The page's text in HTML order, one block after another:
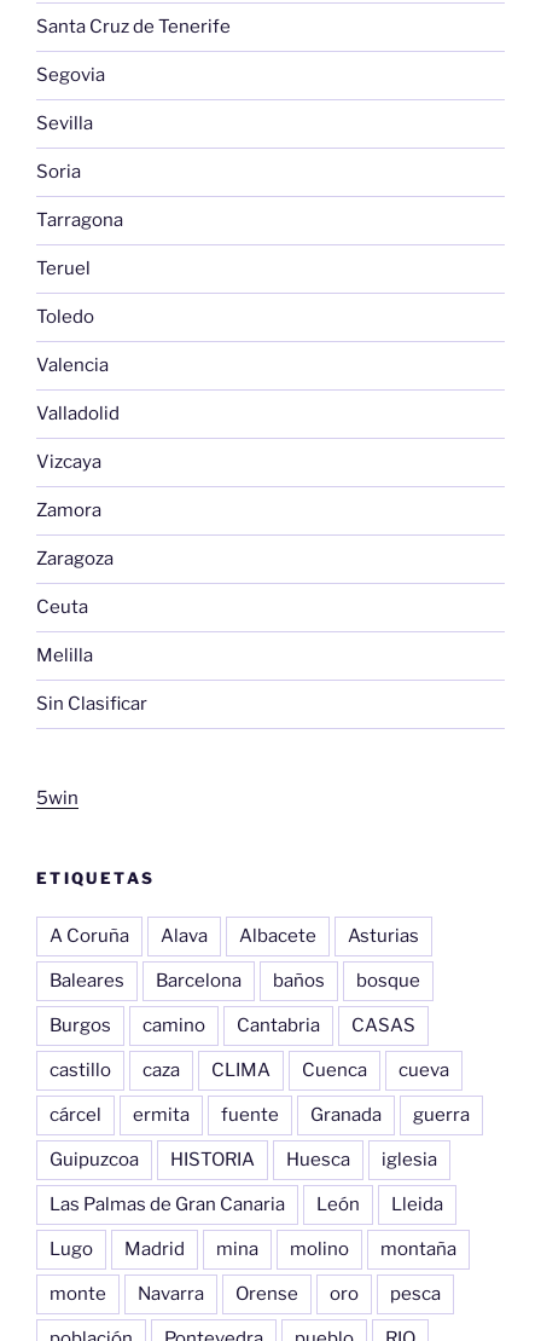
Santa Cruz de Tenerife
Segovia
Sevilla
Soria
Tarragona
Teruel
Toledo
Valencia
Valladolid
Vizcaya
Zamora
Zaragoza
Ceuta
Melilla
Sin Clasificar
5win
ETIQUETAS
A Coruña Alava Albacete Asturias
Baleares Barcelona baños bosque
Burgos camino Cantabria CASAS
castillo caza CLIMA Cuenca cueva
cárcel ermita fuente Granada guerra
Guipuzcoa HISTORIA Huesca iglesia
Las Palmas de Gran Canaria León Lleida
Lugo Madrid mina molino montaña
monte Navarra Orense oro pesca